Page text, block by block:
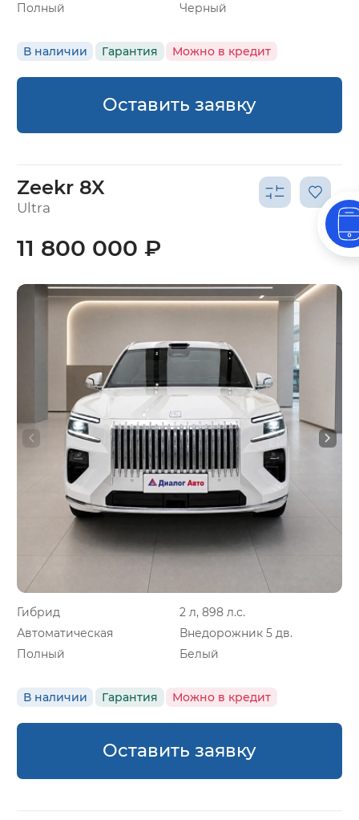
Полный
Черный
В наличии Гарантия Можно в кредит
Оставить заявку
Zeekr 8X
Ultra
Гибрид
2 л, 898 л.с.
Автоматическая
Внедорожник 5 дв.
Полный
Белый
В наличии Гарантия Можно в кредит
11 800 000 ₽
Оставить заявку